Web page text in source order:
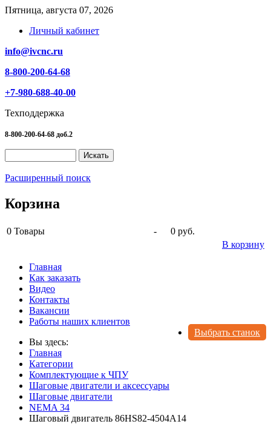
Пятница, августа 07, 2026
Личный кабинет
info@ivcnc.ru
8-800-200-64-68
+7-980-688-40-00
Техподдержка
8-800-200-64-68 доб.2
Расширенный поиск
Корзина
0 Товары -
0 руб.
В корзину
Главная
Как заказать
Видео
Контакты
Вакансии
Работы наших клиентов
Выбрать станок
Вы здесь:
Главная
Категории
Комплектующие к ЧПУ
Шаговые двигатели и аксессуары
Шаговые двигатели
NEMA 34
Шаговый двигатель 86HS82-4504A14